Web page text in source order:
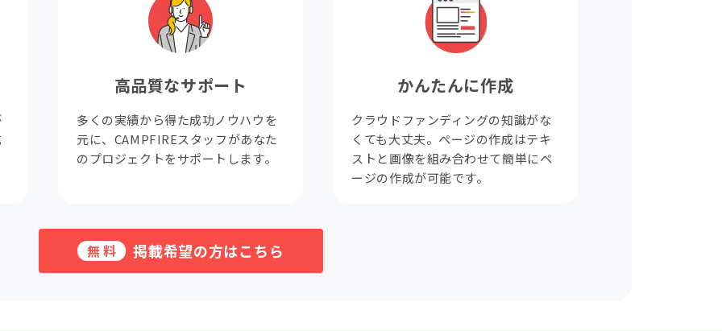
高品質なサポート
多くの実績から得た成功ノウハウを
元に、CAMPFIREスタッフがあなた
のプロジェクトをサポートします。
かんたんに作成
クラウドファンディングの知識がな
くても大丈夫。ページの作成はテキ
ストと画像を組み合わせて簡単にペ
ージの作成が可能です。
無料 掲載希望の方はこちら